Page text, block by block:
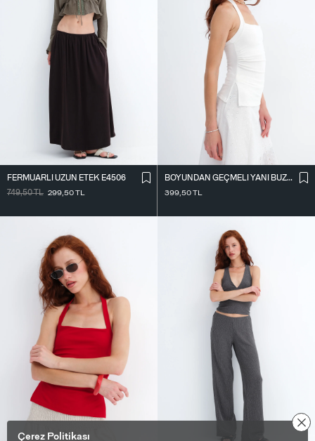
FERMUARLI UZUN ETEK E4506
749,50TL 299,50TL
BOYUNDAN GEÇMELI YANI BÜZGÜLÜ BLUZ A390
399,50TL
Çerez Politikası